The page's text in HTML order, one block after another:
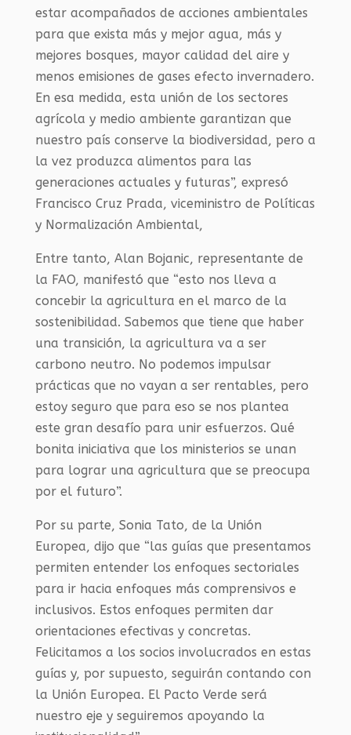
estar acompañados de acciones ambientales
para que exista más y mejor agua, más y
mejores bosques, mayor calidad del aire y
menos emisiones de gases efecto invernadero.
En esa medida, esta unión de los sectores
agrícola y medio ambiente garantizan que
nuestro país conserve la biodiversidad, pero a
la vez produzca alimentos para las
generaciones actuales y futuras”, expresó
Francisco Cruz Prada, viceministro de Políticas
y Normalización Ambiental,
Entre tanto, Alan Bojanic, representante de
la FAO, manifestó que “esto nos lleva a
concebir la agricultura en el marco de la
sostenibilidad. Sabemos que tiene que haber
una transición, la agricultura va a ser
carbono neutro. No podemos impulsar
prácticas que no vayan a ser rentables, pero
estoy seguro que para eso se nos plantea
este gran desafío para unir esfuerzos. Qué
bonita iniciativa que los ministerios se unan
para lograr una agricultura que se preocupa
por el futuro”.
Por su parte, Sonia Tato, de la Unión
Europea, dijo que “las guías que presentamos
permiten entender los enfoques sectoriales
para ir hacia enfoques más comprensivos e
inclusivos. Estos enfoques permiten dar
orientaciones efectivas y concretas.
Felicitamos a los socios involucrados en estas
guías y, por supuesto, seguirán contando con
la Unión Europea. El Pacto Verde será
nuestro eje y seguiremos apoyando la